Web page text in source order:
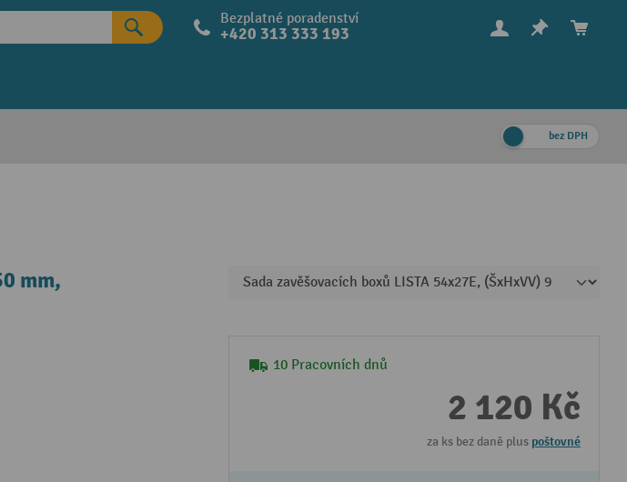
Bezplatné poradenství
+420 313 333 193
bez DPH
mm,
10 Pracovních dnů
2 120 Kč
za ks bez daně plus poštovné